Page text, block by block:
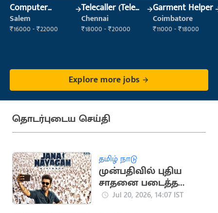
Computer
Operator
Salem
₹16000 - ₹22000
Telecaller (Tele
Sales)
Chennai
₹18000 - ₹20000
Garment Helper
Coimbatore
₹11000 - ₹18000
Explore more jobs
தொடர்புடைய செய்தி
தமிழ் நாடு
முன்பதிவில் புதிய
சாதனை படைத்த
ஜனநாயகன்
Jul 20, 2026, 14:07 IST